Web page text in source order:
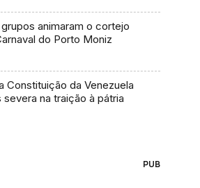
animaram o cortejo
do Porto Moniz
Constituição da Venezuela
severa na traição à pátria
PUB